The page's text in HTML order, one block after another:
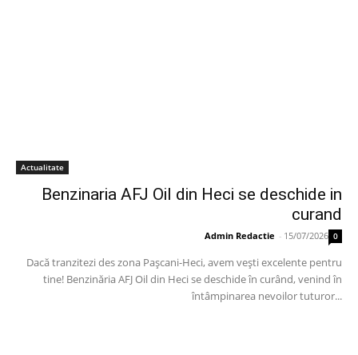
Actualitate
Benzinaria AFJ Oil din Heci se deschide in
curand
Admin Redactie - 15/07/2026 0
Dacă tranzitezi des zona Pașcani-Heci, avem vești excelente pentru
tine! Benzinăria AFJ Oil din Heci se deschide în curând, venind în
întâmpinarea nevoilor tuturor...